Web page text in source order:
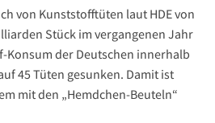
von Kunststofftüten laut HDE von
Stück im vergangenen Jahr
Konsum der Deutschen innerhalb
45 Tüten gesunken. Damit ist
mit den „Hemdchen-Beuteln“